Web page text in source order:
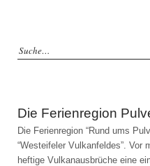
Die Ferienregion
Die Ferienregion “Rund ums
“Westeifeler Vulkanfeldes”. Vor
heftige Vulkanausbrüche eine